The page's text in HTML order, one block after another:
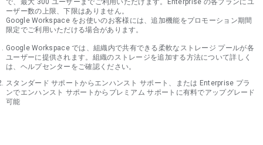
で、最大 300 ユーザーまでご利用いただけます。Enterprise の各プランにユ
ーザー数の上限、下限はありません。
Google Workspace をお使いのお客様には、追加機能をプロモーション期間
限定でご利用いただける場合があります。
Google Workspace では、組織内で共有できる柔軟なストレージ プールが各
ユーザーに提供されます。組織のストレージを追加する方法について詳しく
は、ヘルプセンターをご確認ください。
スタンダード サポートからエンハンスト サポート、または Enterprise プラ
ンでエンハンスト サポートからプレミアム サポートに有料でアップグレード
可能